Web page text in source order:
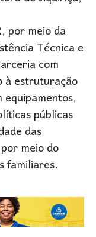
por meio da
Técnica e
com
à estruturação
públicas
das
meio do
familiares.